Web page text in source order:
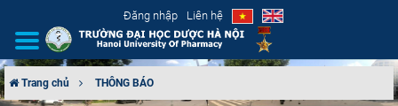
Đăng nhập Liên hệ
Trang chủ THÔNG BÁO